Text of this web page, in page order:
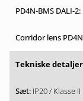
IP20 / Klasse II